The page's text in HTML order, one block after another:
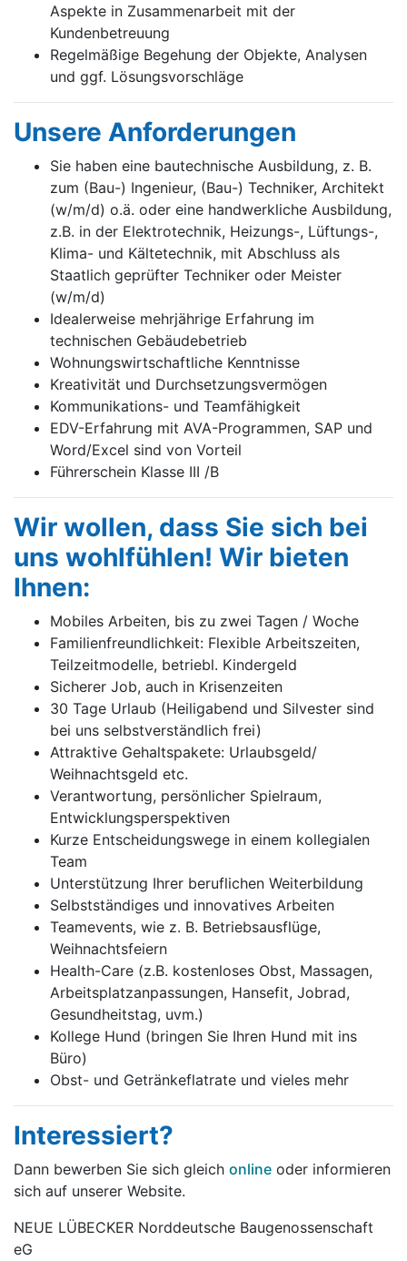
Aspekte in Zusammenarbeit mit der
Kundenbetreuung
Regelmäßige Begehung der Objekte, Analysen
und ggf. Lösungsvorschläge
Unsere Anforderungen
Sie haben eine bautechnische Ausbildung, z. B.
zum (Bau-) Ingenieur, (Bau-) Techniker, Architekt
(w/m/d) o.ä. oder eine handwerkliche Ausbildung,
z.B. in der Elektrotechnik, Heizungs-, Lüftungs-,
Klima- und Kältetechnik, mit Abschluss als
Staatlich geprüfter Techniker oder Meister
(w/m/d)
Idealerweise mehrjährige Erfahrung im
technischen Gebäudebetrieb
Wohnungswirtschaftliche Kenntnisse
Kreativität und Durchsetzungsvermögen
Kommunikations- und Teamfähigkeit
EDV-Erfahrung mit AVA-Programmen, SAP und
Word/Excel sind von Vorteil
Führerschein Klasse III /B
Wir wollen, dass Sie sich bei
uns wohlfühlen! Wir bieten
Ihnen:
Mobiles Arbeiten, bis zu zwei Tagen / Woche
Familienfreundlichkeit: Flexible Arbeitszeiten,
Teilzeitmodelle, betriebl. Kindergeld
Sicherer Job, auch in Krisenzeiten
30 Tage Urlaub (Heiligabend und Silvester sind
bei uns selbstverständlich frei)
Attraktive Gehaltspakete: Urlaubsgeld/
Weihnachtsgeld etc.
Verantwortung, persönlicher Spielraum,
Entwicklungsperspektiven
Kurze Entscheidungswege in einem kollegialen
Team
Unterstützung Ihrer beruflichen Weiterbildung
Selbstständiges und innovatives Arbeiten
Teamevents, wie z. B. Betriebsausflüge,
Weihnachtsfeiern
Health-Care (z.B. kostenloses Obst, Massagen,
Arbeitsplatzanpassungen, Hansefit, Jobrad,
Gesundheitstag, uvm.)
Kollege Hund (bringen Sie Ihren Hund mit ins
Büro)
Obst- und Getränkeflatrate und vieles mehr
Interessiert?
Dann bewerben Sie sich gleich online oder informieren
sich auf unserer Website.
NEUE LÜBECKER Norddeutsche Baugenossenschaft
eG